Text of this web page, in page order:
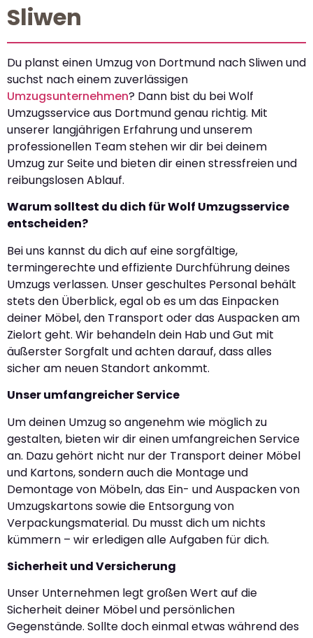
Sliwen
Du planst einen Umzug von Dortmund nach Sliwen und
suchst nach einem zuverlässigen
Umzugsunternehmen? Dann bist du bei Wolf
Umzugsservice aus Dortmund genau richtig. Mit
unserer langjährigen Erfahrung und unserem
professionellen Team stehen wir dir bei deinem
Umzug zur Seite und bieten dir einen stressfreien und
reibungslosen Ablauf.
Warum solltest du dich für Wolf Umzugsservice
entscheiden?
Bei uns kannst du dich auf eine sorgfältige,
termingerechte und effiziente Durchführung deines
Umzugs verlassen. Unser geschultes Personal behält
stets den Überblick, egal ob es um das Einpacken
deiner Möbel, den Transport oder das Auspacken am
Zielort geht. Wir behandeln dein Hab und Gut mit
äußerster Sorgfalt und achten darauf, dass alles
sicher am neuen Standort ankommt.
Unser umfangreicher Service
Um deinen Umzug so angenehm wie möglich zu
gestalten, bieten wir dir einen umfangreichen Service
an. Dazu gehört nicht nur der Transport deiner Möbel
und Kartons, sondern auch die Montage und
Demontage von Möbeln, das Ein- und Auspacken von
Umzugskartons sowie die Entsorgung von
Verpackungsmaterial. Du musst dich um nichts
kümmern – wir erledigen alle Aufgaben für dich.
Sicherheit und Versicherung
Unser Unternehmen legt großen Wert auf die
Sicherheit deiner Möbel und persönlichen
Gegenstände. Sollte doch einmal etwas während des